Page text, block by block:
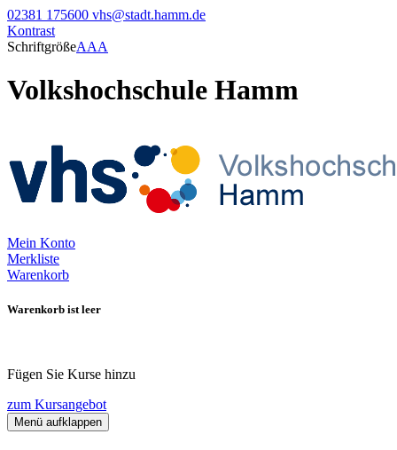
02381 175600 vhs@stadt.hamm.de
Kontrast
SchriftgrößeAAA
Volkshochschule Hamm
Mein Konto
Merkliste
Warenkorb
Warenkorb ist leer
Fügen Sie Kurse hinzu
zum Kursangebot
Menü aufklappen